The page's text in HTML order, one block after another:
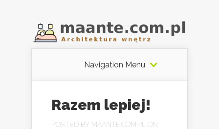
Navigation Menu
Razem lepiej!
POSTED BY MAANTE.COM.PL
ON